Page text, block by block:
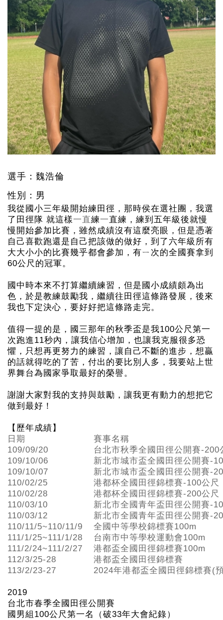
選手：魏浩倫
性別：男
我從國小三年級開始練田徑，那時侯在選社團，我選
了田徑隊 就這樣一直練一直練，練到五年級後就慢
慢開始參加比賽，雖然成績沒有這麼亮眼，但是憑著
自己喜歡跑還是自己把該做的做好，到了六年級所有
大大小小的比賽幾乎都會參加，有ㄧ次的全國賽拿到
60公尺的冠軍。
國中時本來不打算繼續練習，但是國小成績頗為出
色，於是教練鼓勵我，繼續往田徑這條路發展，後來
我也下定決心，要好好把這條路走完。
值得一提的是，國三那年的秋季盃是我100公尺第一
次跑進11秒內，讓我信心增加，也讓我克服很多恐
懼，只想再更努力的練習，讓自己不斷的進步，想贏
的話就得吃的了苦，付出的要比別人多，我要站上世
界舞台為國家爭取最好的榮譽。
謝謝大家對我的支持與鼓勵，讓我更有動力的想把它
做到最好！
【歷年成績】
日期
賽事名稱
109/09/20
台北市秋季全國田徑公開賽-200
109/10/06
新北市城市盃全國田徑公開賽-
109/10/07
新北市城市盃全國田徑公開賽-
110/02/25
港都杯全國田徑錦標賽-100公尺
110/02/28
港都杯全國田徑錦標賽-200公尺
110/03/10
新北市全國青年盃田徑公開賽-
110/03/12
新北市全國青年盃田徑公開賽-
110/11/5~110/11/9
全國中等學校錦標賽100m
111/1/25~111/1/28
台南市中等學校運動會100m
111/2/24~111/2/27
港都盃全國田徑錦標賽100m
112/3/25-28
港都盃全國田徑錦標賽
113/2/23-27
2024年港都盃全國田徑錦標賽(
2019
台北市春季全國田徑公開賽
國男組100公尺第一名（破33年大會紀錄）